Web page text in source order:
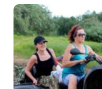
noggrann